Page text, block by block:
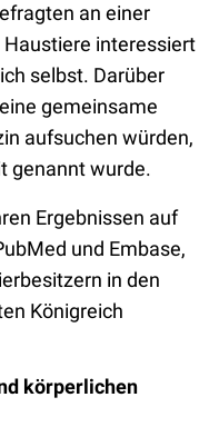
an einer
interessiert
selbst. Darüber
gemeinsame
aufsuchen würden,
genannt wurde.
Ergebnissen auf
und Embase,
in den
Königreich
körperlichen